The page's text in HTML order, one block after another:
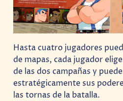
Hasta cuatro jugadores
de mapas, cada jugador
de las dos campañas y
estratégicamente sus
las tornas de la batalla.